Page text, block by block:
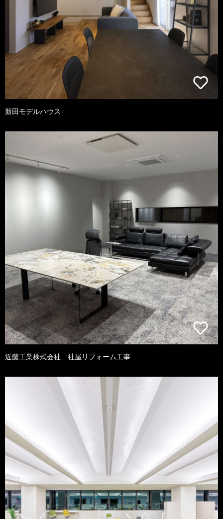
新田モデルハウス
近藤工業株式会社 社屋リフォーム工事